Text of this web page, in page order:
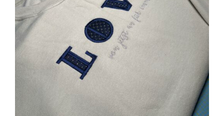
SELECT OPTIONS DETAILS